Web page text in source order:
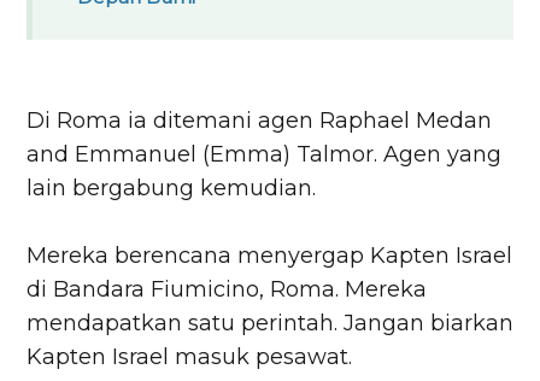
Di Roma ia ditemani agen Raphael Medan
and Emmanuel (Emma) Talmor. Agen yang
lain bergabung kemudian.
Mereka berencana menyergap Kapten Israel
di Bandara Fiumicino, Roma. Mereka
mendapatkan satu perintah. Jangan biarkan
Kapten Israel masuk pesawat.